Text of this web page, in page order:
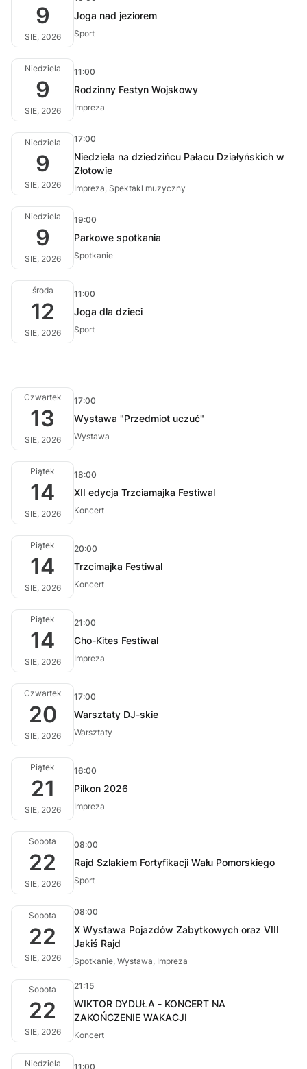
9
SIE, 2026
Joga nad jeziorem
Sport
Niedziela
9
SIE, 2026
11:00
Rodzinny Festyn Wojskowy
Impreza
Niedziela
9
SIE, 2026
17:00
Niedziela na dziedzińcu Pałacu Działyńskich w
Złotowie
Impreza, Spektakl muzyczny
Niedziela
9
SIE, 2026
19:00
Parkowe spotkania
Spotkanie
środa
12
SIE, 2026
11:00
Joga dla dzieci
Sport
Czwartek
13
SIE, 2026
17:00
Wystawa "Przedmiot uczuć"
Wystawa
Piątek
14
SIE, 2026
18:00
XII edycja Trzciamajka Festiwal
Koncert
Piątek
14
SIE, 2026
20:00
Trzcimajka Festiwal
Koncert
Piątek
14
SIE, 2026
21:00
Cho-Kites Festiwal
Impreza
Czwartek
20
SIE, 2026
17:00
Warsztaty DJ-skie
Warsztaty
Piątek
21
SIE, 2026
16:00
Pilkon 2026
Impreza
Sobota
22
SIE, 2026
08:00
Rajd Szlakiem Fortyfikacji Wału Pomorskiego
Sport
Sobota
22
SIE, 2026
08:00
X Wystawa Pojazdów Zabytkowych oraz VIII
Jakiś Rajd
Spotkanie, Wystawa, Impreza
Sobota
22
SIE, 2026
21:15
WIKTOR DYDUŁA - KONCERT NA
ZAKOŃCZENIE WAKACJI
Koncert
Niedziela 11:00